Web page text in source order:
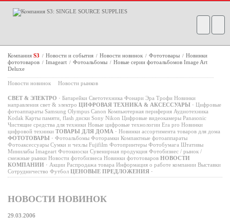
Компания S3 / Новости и события / Новости новинок / Фототовары / Новинки
фототоваров / Imageart / Фотоальбомы / Новые серии фотоальбомов Image Art
Deluxe
Новости новинок Новости рынков
СВЕТ & ЭЛЕКТРО · Батарейки Светотехника Фонари Эра Трофи Новинки
направления свет & электро ЦИФРОВАЯ ТЕХНИКА & АКСЕССУАРЫ · Цифровые
фотоаппараты Samsung Olympus Canon Компьютерная периферия Аудиотехника
Kodak Карты памяти, flash диски Sony Nikon Цифровые видеокамеры Panasonic
Чистящие средства для техники Новые цифровые технологии Era pro Новинки
цифровой техники ТОВАРЫ ДЛЯ ДОМА · Новинки ассортимента товаров для дома
ФОТОТОВАРЫ · Фотоальбомы Фоторамки Компактные фотоаппараты
Фотоаксессуары Сумки и чехлы Fujifilm Фотопринтеры Фотобумага Штативы
Минилабы Imageart Фотокиоски Сувенирная продукция Фотобизнес / рынок /
смежные рынки Новости фотобизнеса Новинки фототоваров НОВОСТИ
КОМПАНИИ · Акции Распродажа товара Информация о работе компании Выставки
Сотрудничество Футбол ЦЕНОВЫЕ ПРЕДЛОЖЕНИЯ ·
НОВОСТИ НОВИНОК
29.03.2006